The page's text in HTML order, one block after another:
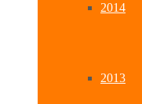
2014
2013